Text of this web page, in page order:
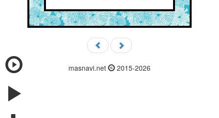
masnavi.net 2015-2026